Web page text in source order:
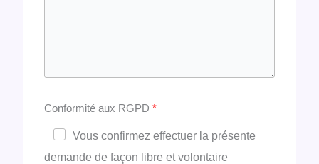
Conformité aux RGPD
Vous confirmez effectuer la présente
demande de façon libre et volontaire